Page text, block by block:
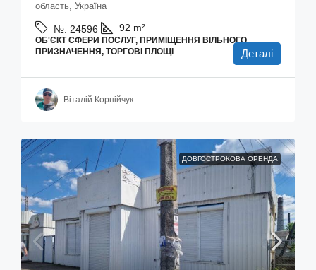
область, Україна
№: 24596 92 m²
ОБ'ЄКТ СФЕРИ ПОСЛУГ, ПРИМІЩЕННЯ ВІЛЬНОГО
ПРИЗНАЧЕННЯ, ТОРГОВІ ПЛОЩІ
Деталі
Віталій Корнійчук
ДОВГОСТРОКОВА ОРЕНДА